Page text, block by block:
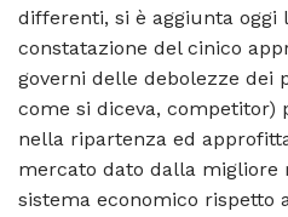
differenti, si è aggiunta oggi
constatazione del cinico
governi delle debolezze dei
come si diceva,
nella ripartenza ed
mercato dato dalla migliore
sistema economico rispetto